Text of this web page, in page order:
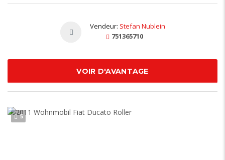
Vendeur: Stefan Nublein
751365710
VOIR D'AVANTAGE
5